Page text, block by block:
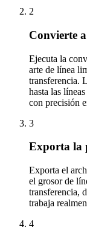
2
Convierte
Ejecuta la
arte de línea
transferencia.
hasta las
con precisión
3
Exporta la
Exporta el
el grosor de
transferencia,
trabaja
4